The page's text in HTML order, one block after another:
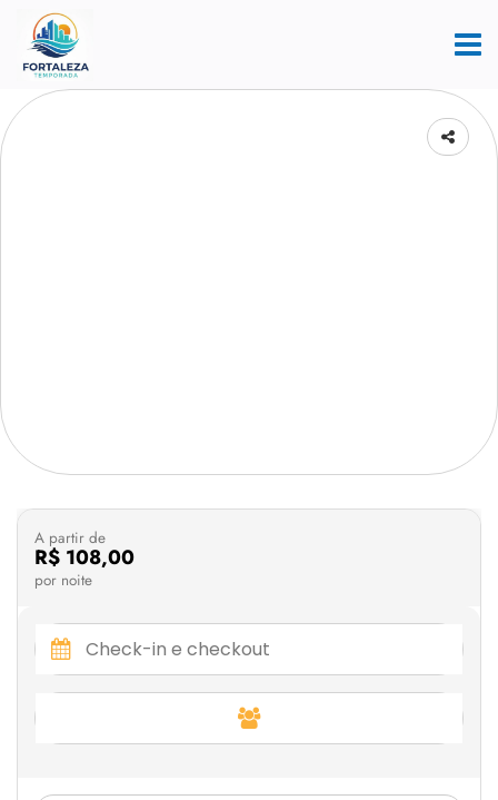
A partir de
R$ 108,00
por noite